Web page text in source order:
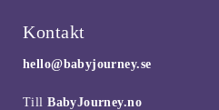
Kontakt
hello@babyjourney.se
TillBabyJourney.no